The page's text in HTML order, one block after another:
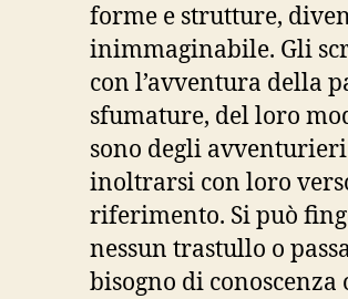
forme e strutture,
inimmaginabile. Gli
con l’avventura della
sfumature, del loro
sono degli
inoltrarsi con loro
riferimento. Si può
nessun trastullo o
bisogno di conoscenza